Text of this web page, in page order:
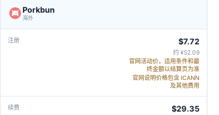
Porkbun
海外
$7.72
约 ¥52.09
官网活动价，适用条件和最
终金额以结算页为准
官网说明价格包含 ICANN
及其他费用
$29.35